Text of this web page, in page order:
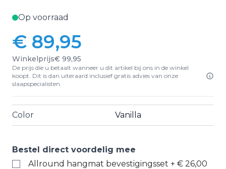
Op voorraad
€ 89,95
Winkelprijs€ 99,95
De prijs die u betaalt wanneer u dit artikel bij ons in de winkel
koopt. Dit is dan uiteraard inclusief gratis advies van onze
slaapspecialisten.
Color Vanilla
Bestel direct voordelig mee
Allround hangmat bevestigingsset + € 26,00